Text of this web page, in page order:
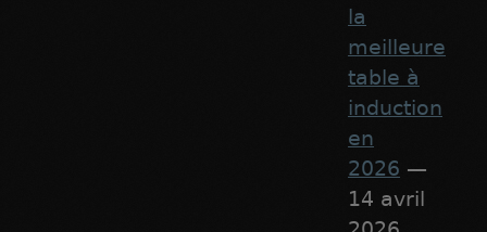
la
meilleure
table à
induction
en
2026 —
14 avril